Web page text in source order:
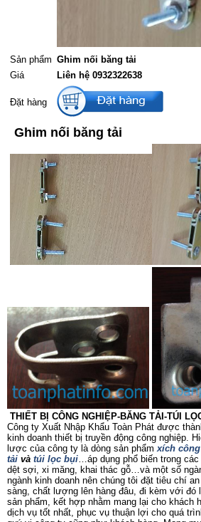
Sản phẩm Ghim nối băng tải
Giá
Liên hệ 0932322638
Đặt hàng
Ghim nối băng tải
THIẾT BỊ CÔNG NGHIỆP-BĂNG TẢI-TÚI
Công ty Xuất Nhập Khẩu Toàn Phát được
kinh doanh thiết bị truyền động công nghiệp.
lược của công ty là dòng sản phẩm xích
tải và túi lọc bụi…áp dụng phổ biến trong
dệt sợi, xi măng, khai thác gỗ…và một số
ngành kinh doanh nên chúng tôi đặt tiêu chí
sàng, chất lượng lên hàng đâu, đi kèm với đó
sản phẩm, kết hợp nhằm mang lại cho
dịch vụ tốt nhất, phục vụ thuận lợi cho quá